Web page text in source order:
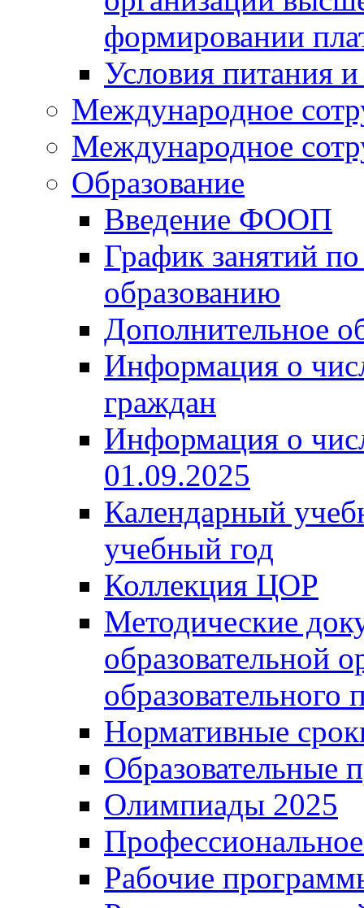
формировании
Условия питания
Международное
Международное
Образование
Введение ФООП
График занятий
образованию
Дополнительное
Информация о
граждан
Информация о
01.09.2025
Календарный
учебный год
Коллекция ЦОР
Методические
образовательной
образовательного
Нормативные
Образовательные
Олимпиады 2025
Рабочие